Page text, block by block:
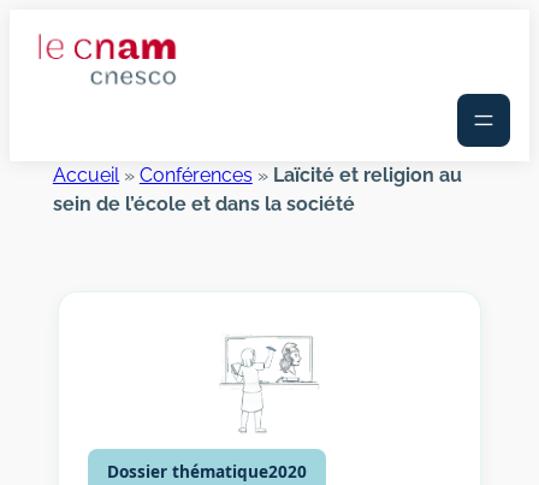
Accueil» Conférences» Laïcité et religion au
sein de l’école et dans la société
Dossier thématique2020